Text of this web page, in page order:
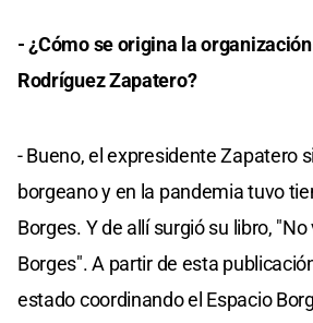
- ¿Cómo se origina la
Rodríguez Zapatero?
- Bueno, el expresidente Zapatero
borgeano y en la pandemia tuvo
Borges. Y de allí surgió su libro,
Borges". A partir de esta
estado coordinando el Espacio